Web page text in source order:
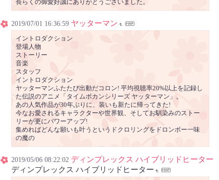
長らくの御愛好誠にありがとうございました。
2019/07/01 16:36:59 ヤッターマン
イントロダクション
登場人物
ストーリー
音楽
スタッフ
イントロダクション
ヤッターマンふたたび出動だコロン! 平均視聴率20%以上を記録し
た伝説のアニメ「タイムボカンシリーズ ヤッターマン」。
あの人気作品が30年ぶりに、装いも新たに帰ってきた!
今なお愛されるキャラクターや世界観、そしてお馴染みのストー
リーが更にパワーアップ!
集めればどんな願いも叶うというドクロリングをドロンボー一味
の魔の
2019/05/06 08:22:02 ディンプレックス ハイブリッドヒーター
ディンプレックス ハイブリッドヒーター